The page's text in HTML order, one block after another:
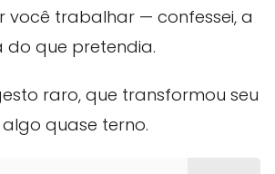
você trabalhar — confessei, a
do que pretendia.
raro, que transformou seu
quase terno.